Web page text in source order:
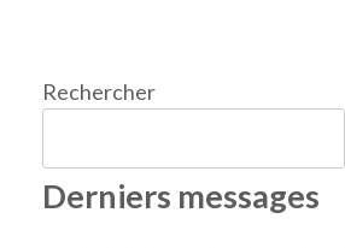
Rechercher
Derniers messages